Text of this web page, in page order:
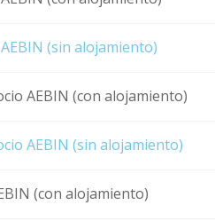
(sin alojamiento)
socio AEBIN (con
AEBIN (sin alojamiento)
(con alojamiento)